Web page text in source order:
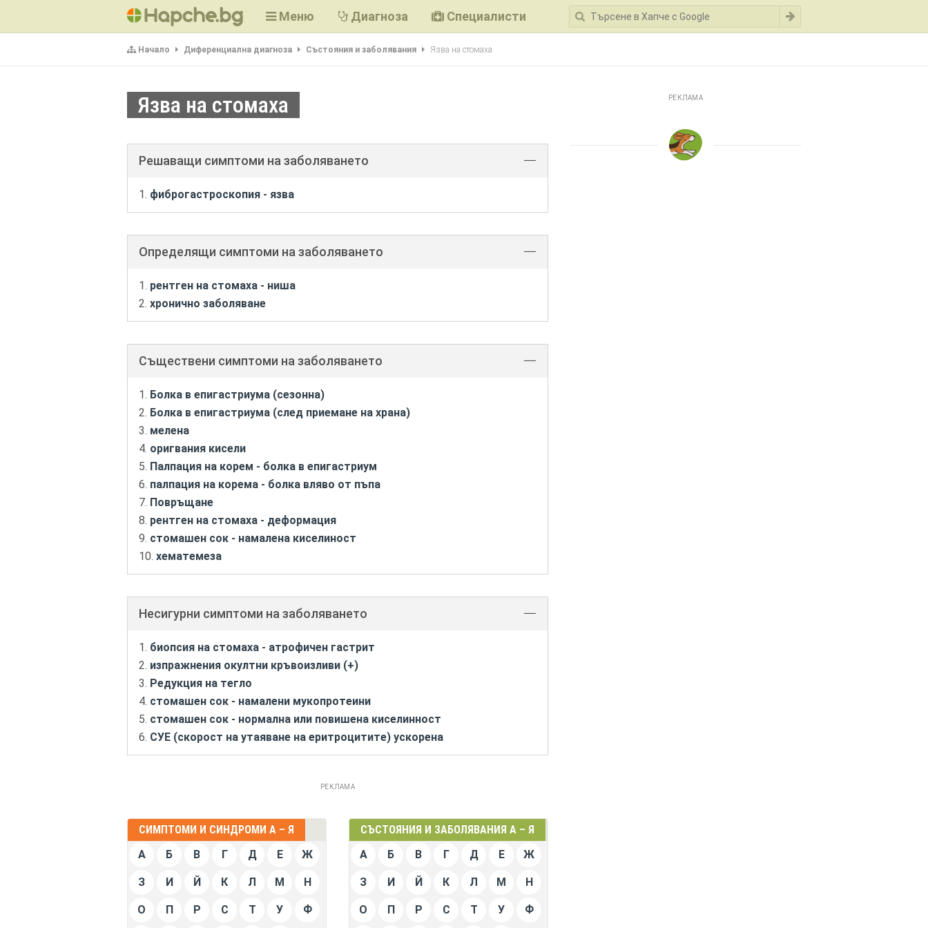
Меню Диагноза Специалисти
Начало Диференциална диагноза Състояния и заболявания Язва на стомаха
Язва на стомаха
Решаващи симптоми на заболяването
фиброгастроскопия - язва
Определящи симптоми на заболяването
рентген на стомаха - ниша
хронично заболяване
Съществени симптоми на заболяването
Болка в епигастриума (сезонна)
Болка в епигастриума (след приемане на храна)
мелена
оригвания кисели
Палпация на корем - болка в епигастриум
палпация на корема - болка вляво от пъпа
Повръщане
рентген на стомаха - деформация
стомашен сок - намалена киселиност
хематемеза
Несигурни симптоми на заболяването
биопсия на стомаха - атрофичен гастрит
изпражнения окултни кръвоизливи (+)
Редукция на тегло
стомашен сок - намалени мукопротеини
стомашен сок - нормална или повишена киселинност
СУЕ (скорост на утаяване на еритроцитите) ускорена
РЕКЛАМА
СИМПТОМИ И СИНДРОМИ А – Я
А
Б В Г Д Е Ж
З И Й К Л М Н
О П Р С Т У Ф
СЪСТОЯНИЯ И ЗАБОЛЯВАНИЯ А – Я
А
Б В Г Д Е Ж
З И Й К Л М Н
О П Р С Т У Ф
РЕКЛАМА